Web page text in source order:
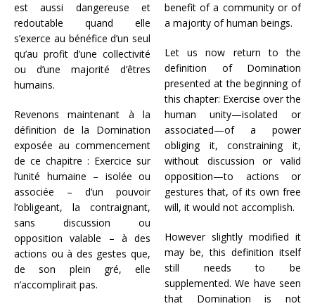
est aussi dangereuse et
redoutable quand elle
s’exerce au bénéfice d’un seul
qu’au profit d’une collectivité
ou d’une majorité d’êtres
humains.
Revenons maintenant à la
définition de la Domination
exposée au commencement
de ce chapitre : Exercice sur
l’unité humaine – isolée ou
associée – d’un pouvoir
l’obligeant, la contraignant,
sans discussion ou
opposition valable – à des
actions ou à des gestes que,
de son plein gré, elle
n’accomplirait pas.
benefit of a community or of
a majority of human beings.
Let us now return to the
definition of Domination
presented at the beginning of
this chapter: Exercise over the
human unity—isolated or
associated—of a power
obliging it, constraining it,
without discussion or valid
opposition—to actions or
gestures that, of its own free
will, it would not accomplish.
However slightly modified it
may be, this definition itself
still needs to be
supplemented. We have seen
that Domination is not